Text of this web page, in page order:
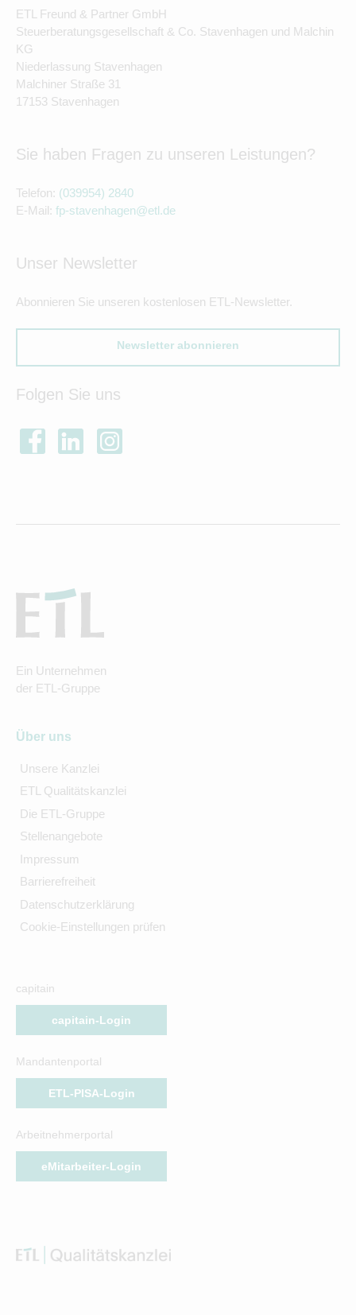
ETL Freund & Partner GmbH
Steuerberatungsgesellschaft & Co. Stavenhagen und Malchin
KG
Niederlassung Stavenhagen
Malchiner Straße 31
17153 Stavenhagen
Sie haben Fragen zu unseren Leistungen?
Telefon: (039954) 2840
E-Mail: fp-stavenhagen@etl.de
Unser Newsletter
Abonnieren Sie unseren kostenlosen ETL-Newsletter.
Newsletter abonnieren
Folgen Sie uns
Ein Unternehmen
der ETL-Gruppe
Über uns
Unsere Kanzlei
ETL Qualitätskanzlei
Die ETL-Gruppe
Stellenangebote
Impressum
Barrierefreiheit
Datenschutzerklärung
Cookie-Einstellungen prüfen
capitain
capitain-Login
Mandantenportal
ETL-PISA-Login
Arbeitnehmerportal
eMitarbeiter-Login